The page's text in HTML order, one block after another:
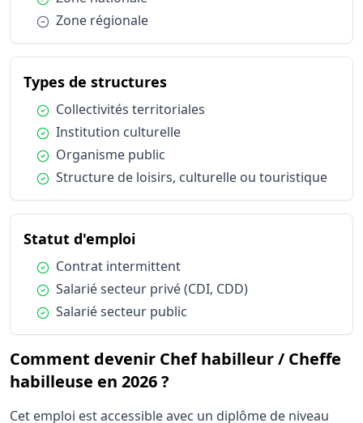
Condition :
Zone régionale
Types de structuresdu métier Chef habilleur /
Condition :
Collectivités territoriales
Condition :
Institution culturelle
Condition :
Organisme public
Condition :
Structure de loisirs, culturelle ou touristique
Statut d'emploidu métier Chef habilleur /
Condition :
Contrat intermittent
Condition :
Salarié secteur privé (CDI, CDD)
Condition :
Salarié secteur public
Comment devenir Chef habilleur / Cheffe
habilleuse en 2026 ?
Cet emploi est accessible avec un diplôme de niveau